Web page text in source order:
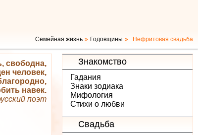
Семейная жизнь Годовщины Нефритовая свадьба
свободна,
человек,
навек.
поэт
Знакомство
Гадания
Знаки зодиака
Мифология
Стихи о любви
Свадьба